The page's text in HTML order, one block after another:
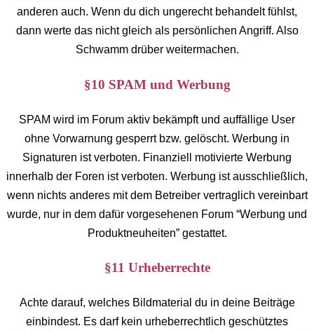
anderen auch. Wenn du dich ungerecht behandelt fühlst,
dann werte das nicht gleich als persönlichen Angriff. Also
Schwamm drüber weitermachen.
§10 SPAM und Werbung
SPAM wird im Forum aktiv bekämpft und auffällige User
ohne Vorwarnung gesperrt bzw. gelöscht. Werbung in
Signaturen ist verboten. Finanziell motivierte Werbung
innerhalb der Foren ist verboten. Werbung ist ausschließlich,
wenn nichts anderes mit dem Betreiber vertraglich vereinbart
wurde, nur in dem dafür vorgesehenen Forum “Werbung und
Produktneuheiten” gestattet.
§11 Urheberrechte
Achte darauf, welches Bildmaterial du in deine Beiträge
einbindest. Es darf kein urheberrechtlich geschütztes